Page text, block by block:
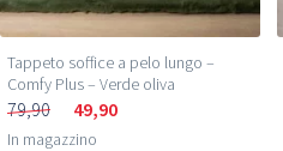
Tappeto soffice a pelo lungo –
Comfy Plus – Verde oliva
79,90 49,90
In magazzino